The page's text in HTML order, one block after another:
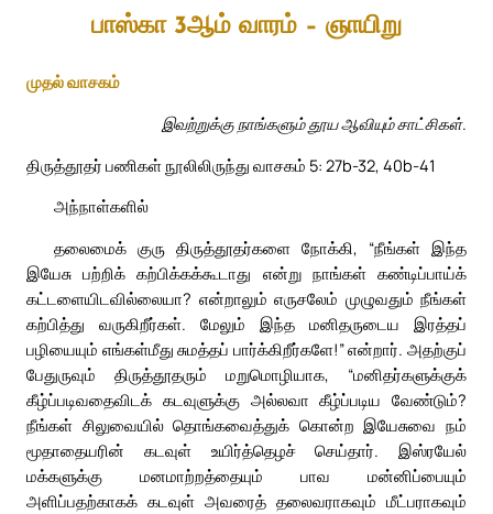
பாஸ்கா 3ஆம் வாரம் – ஞாயிறு
முதல் வாசகம்
இவற்றுக்கு நாங்களும் தூய ஆவியும் சாட்சிகள்.
திருத்தூதர் பணிகள் நூலிலிருந்து வாசகம் 5: 27b-32, 40b-41
அந்நாள்களில்
தலைமைக் குரு திருத்தூதர்களை நோக்கி, “நீங்கள் இந்த
இயேசு பற்றிக் கற்பிக்கக்கூடாது என்று நாங்கள் கண்டிப்பாய்க்
கட்டளையிடவில்லையா? என்றாலும் எருசலேம் முழுவதும் நீங்கள்
கற்பித்து வருகிறீர்கள். மேலும் இந்த மனிதருடைய இரத்தப்
பழியையும் எங்கள்மீது சுமத்தப் பார்க்கிறீர்களே!” என்றார். அதற்குப்
பேதுருவும் திருத்தூதரும் மறுமொழியாக, “மனிதர்களுக்குக்
கீழ்ப்படிவதைவிடக் கடவுளுக்கு அல்லவா கீழ்ப்படிய வேண்டும்?
நீங்கள் சிலுவையில் தொங்கவைத்துக் கொன்ற இயேசுவை நம்
மூதாதையரின் கடவுள் உயிர்த்தெழச் செய்தார். இஸ்ரயேல்
மக்களுக்கு மனமாற்றத்தையும் பாவ மன்னிப்பையும்
அளிப்பதற்காகக் கடவுள் அவரைத் தலைவராகவும் மீட்பராகவும்